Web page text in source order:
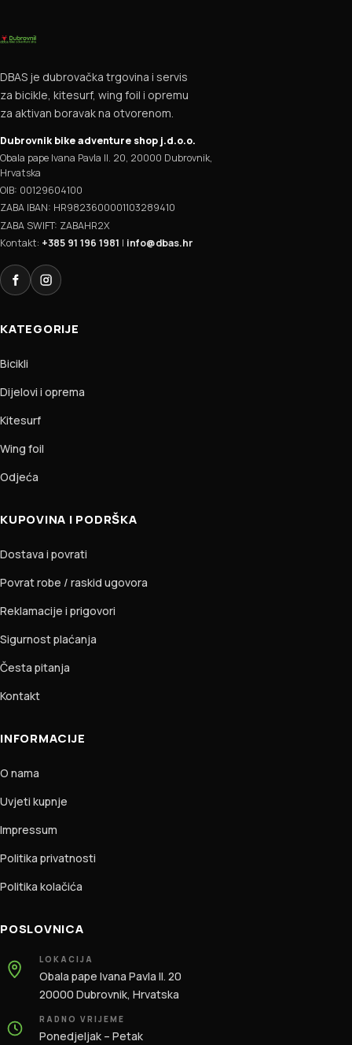
DBAS je dubrovačka trgovina i servis
za bicikle, kitesurf, wing foil i opremu
za aktivan boravak na otvorenom.
Dubrovnik bike adventure shop j.d.o.o.
Obala pape Ivana Pavla II. 20, 20000 Dubrovnik,
Hrvatska
OIB: 00129604100
ZABA IBAN: HR9823600001103289410
ZABA SWIFT: ZABAHR2X
Kontakt: +385 91 196 1981 | info@dbas.hr
FacebookInstagram
KATEGORIJE
Bicikli
Dijelovi i oprema
Kitesurf
Wing foil
Odjeća
KUPOVINA I PODRŠKA
Dostava i povrati
Povrat robe / raskid ugovora
Reklamacije i prigovori
Sigurnost plaćanja
Česta pitanja
Kontakt
INFORMACIJE
O nama
Uvjeti kupnje
Impressum
Politika privatnosti
Politika kolačića
POSLOVNICA
LOKACIJA
Obala pape Ivana Pavla II. 20
20000 Dubrovnik, Hrvatska
RADNO VRIJEME
Ponedjeljak – Petak